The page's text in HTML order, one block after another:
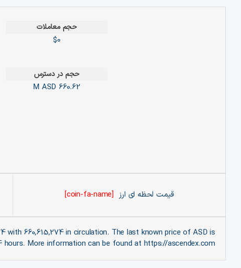
حجم معاملات
$0
حجم در دسترس
660.62 M
ASD
قیمت لحظه ای ارز [coin-fa-name]
660,615,274 in circulation. The last known price of ASD is
More information can be found at https://ascendex.com/.